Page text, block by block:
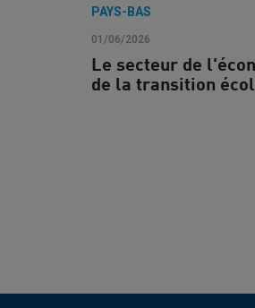
PAYS-BAS
01/06/2026
Le secteur de
de la transition